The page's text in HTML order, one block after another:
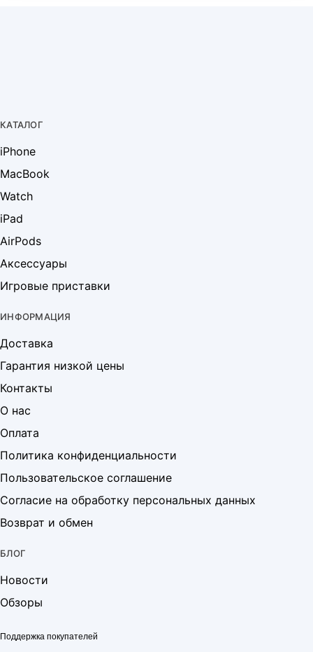
КАТАЛОГ
iPhone
MacBook
Watch
iPad
AirPods
Аксессуары
Игровые приставки
ИНФОРМАЦИЯ
Доставка
Гарантия низкой цены
Контакты
О нас
Оплата
Политика конфиденциальности
Пользовательское соглашение
Согласие на обработку персональных данных
Возврат и обмен
БЛОГ
Новости
Обзоры
Поддержка покупателей